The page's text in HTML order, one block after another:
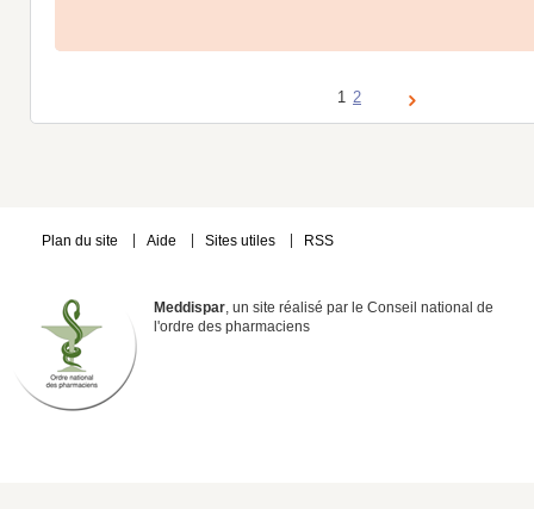
1 2
Plan du site Aide Sites utiles RSS
Meddispar , un site réalisé par le Conseil national de
l'ordre des pharmaciens